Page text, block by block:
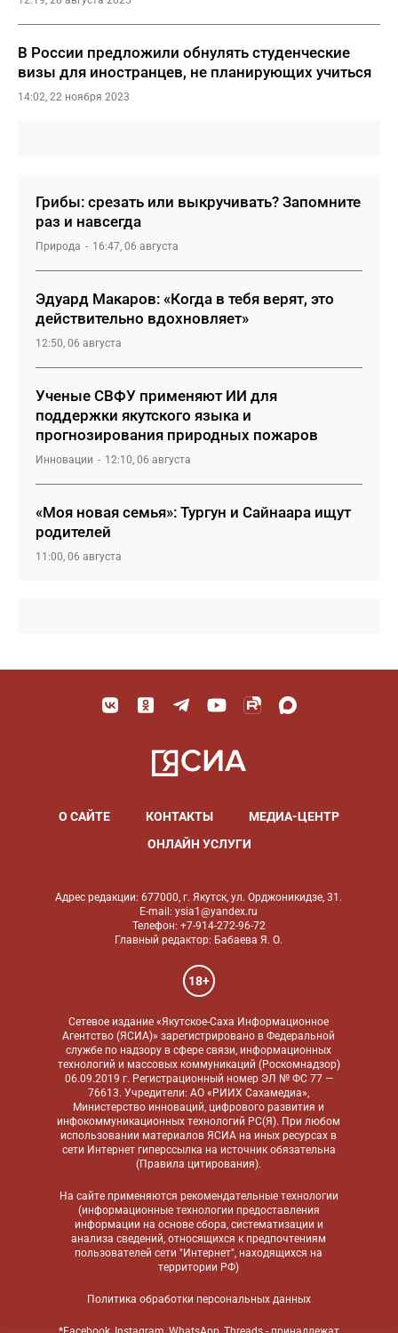
В России предложили обнулять студенческие
визы для иностранцев, не планирующих учиться
14:02, 22 ноября 2023
Грибы: срезать или выкручивать? Запомните
раз и навсегда
Природа 16:47, 06 августа
Эдуард Макаров: «Когда в тебя верят, это
действительно вдохновляет»
12:50, 06 августа
Ученые СВФУ применяют ИИ для
поддержки якутского языка и
прогнозирования природных пожаров
Инновации 12:10, 06 августа
«Моя новая семья»: Тургун и Сайнаара ищут
родителей
11:00, 06 августа
О САЙТЕ КОНТАКТЫ
МЕДИА-ЦЕНТР
ОНЛАЙН УСЛУГИ
Адрес редакции: 677000, г. Якутск, ул. Орджоникидзе, 31.
E-mail: ysia1@yandex.ru
Телефон: +7-914-272-96-72
Главный редактор: Бабаева Я. О.
18+
Сетевое издание «Якутское-Саха Информационное
Агентство (ЯСИА)» зарегистрировано в Федеральной
службе по надзору в сфере связи, информационных
технологий и массовых коммуникаций (Роскомнадзор)
06.09.2019 г. Регистрационный номер ЭЛ № ФС 77 —
76613. Учредители: АО «РИИХ Сахамедиа»,
Министерство инноваций, цифрового развития и
инфокоммуникационных технологий РС(Я). При любом
использовании материалов ЯСИА на иных ресурсах в
сети Интернет гиперссылка на источник обязательна
(Правила цитирования).
На сайте применяются рекомендательные технологии
(информационные технологии предоставления
информации на основе сбора, систематизации и
анализа сведений, относящихся к предпочтениям
пользователей сети "Интернет", находящихся на
территории РФ)
Политика обработки персональных данных